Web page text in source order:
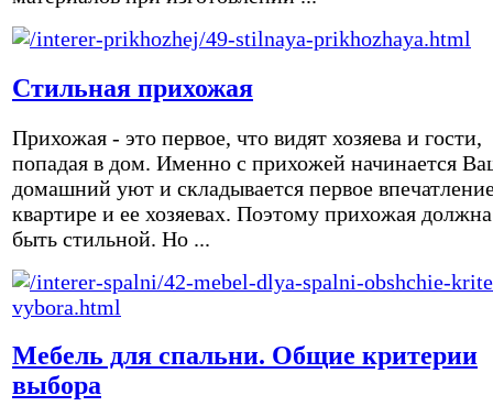
Стильная прихожая
Прихожая - это первое, что видят хозяева и гости,
попадая в дом. Именно с прихожей начинается
домашний уют и складывается первое
квартире и ее хозяевах. Поэтому прихожая должна
быть стильной. Но ...
Мебель для спальни. Общие критерии
выбора